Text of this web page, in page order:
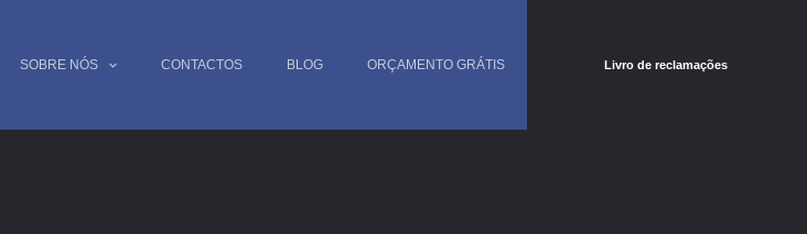
SOBRE NÓS CONTACTOS BLOG ORÇAMENTO GRÁTIS Livro de reclamações